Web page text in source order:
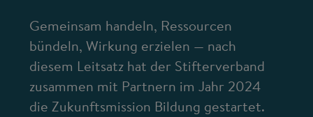
Gemeinsam handeln, Ressourcen
bündeln, Wirkung erzielen — nach
diesem Leitsatz hat der Stifterverband
zusammen mit Partnern im Jahr 2024
die Zukunftsmission Bildung gestartet.